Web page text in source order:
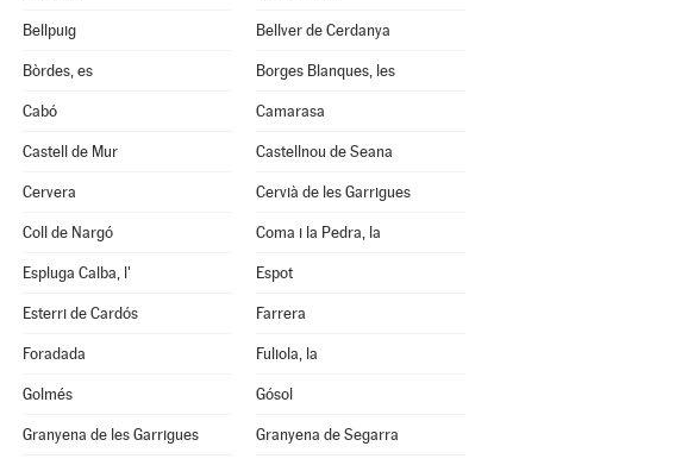
Bellpuig Bellver de Cerdanya
Bòrdes, es Borges Blanques, les
Cabó Camarasa
Castell de Mur Castellnou de Seana
Cervera Cervià de les Garrigues
Coll de Nargó Coma i la Pedra, la
Espluga Calba, l' Espot
Esterri de Cardós Farrera
Foradada Fuliola, la
Golmés Gósol
Granyena de les Garrigues Granyena de Segarra